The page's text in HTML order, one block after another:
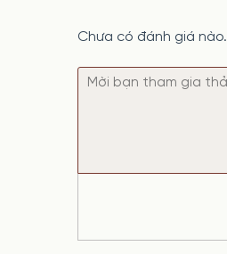
Chưa có đánh giá nào.